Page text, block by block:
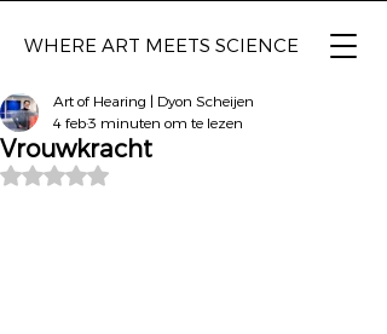
WHERE ART MEETS SCIENCE
Vrouwkracht
Art of Hearing | Dyon Scheijen
4 feb3 minuten om te lezen
Beoordeeld met NaN uit 5 sterren.